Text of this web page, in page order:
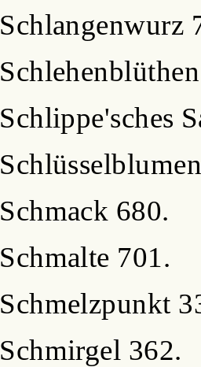
Schlangenwurz
Schlippe'sches
Schmack 680.
Schmalte 701.
Schmelzpunkt
Schmirgel 362.